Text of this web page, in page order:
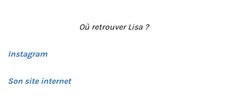
Où retrouver Lisa ?
Instagram
Son site internet